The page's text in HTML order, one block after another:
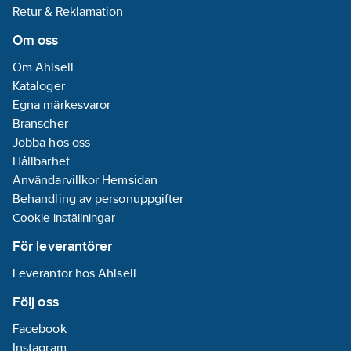
Retur & Reklamation
Om oss
Om Ahlsell
Kataloger
Egna märkesvaror
Branscher
Jobba hos oss
Hållbarhet
Användarvillkor Hemsidan
Behandling av personuppgifter
Cookie-inställningar
För leverantörer
Leverantör hos Ahlsell
Följ oss
Facebook
Instagram